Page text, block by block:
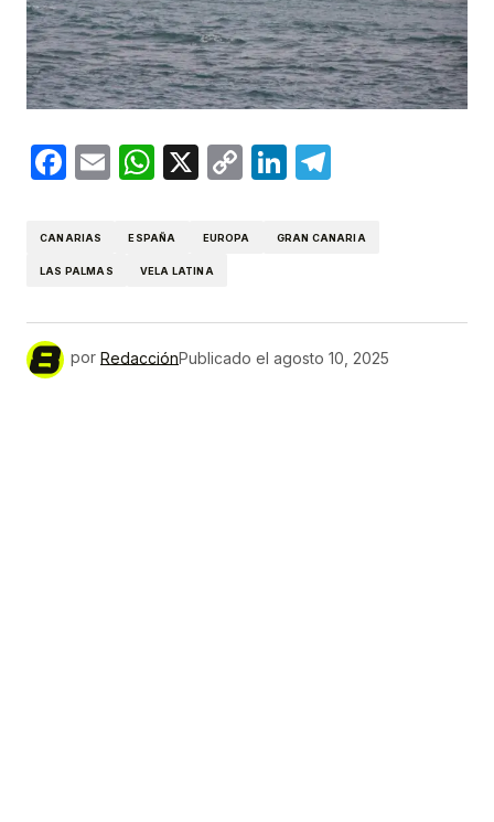
Facebook
EmailWhatsApp
X
CopyLinkedIn
CANARIAS ESPAÑA EUROPA GRAN CANARIA
LAS PALMAS VELA LATINA
por RedacciónPublicado el agosto 10, 2025